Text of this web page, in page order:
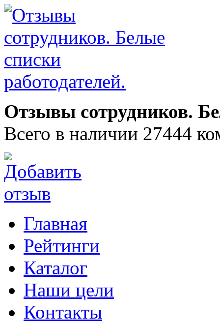
Отзывы сотрудников.
Всего в наличии 27444
Главная
Рейтинги
Каталог
Наши цели
Контакты